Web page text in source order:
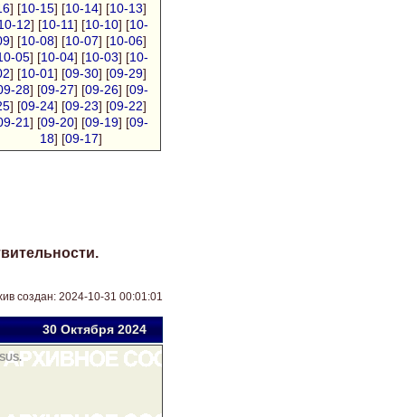
] [10-15] [10-14] [10-13]
12] [10-11] [10-10] [10-
] [10-08] [10-07] [10-06]
05] [10-04] [10-03] [10-
] [10-01] [09-30] [09-29]
28] [09-27] [09-26] [09-
] [09-24] [09-23] [09-22]
21] [09-20] [09-19] [09-
18] [09-17]
создан: 2024-10-31 00:01:01
30 Октября2024